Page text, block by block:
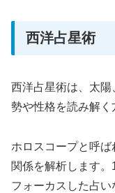
西洋占星術
西洋占星術は、太
勢や性格を読み解く
ホロスコープと呼
関係を解析します
フォーカスした占